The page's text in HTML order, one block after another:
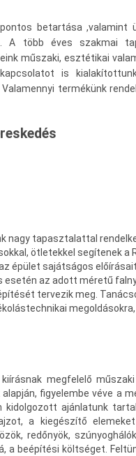
betartása ,valamint
A több éves szakmai
műszaki, esztétikai
is
termékünk
nagy tapasztalattal
ötletekkel segítenek a
épület sajátságos előírásait
esetén az adott méretű
tervezik meg.
megfelelő
figyelembe véve a
kidolgozott ajánlatunk
a kiegészítő
redőnyök,
a beépítési költséget.